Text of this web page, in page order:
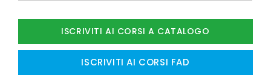
ISCRIVITI AI CORSI A CATALOGO
ISCRIVITI AI CORSI FAD